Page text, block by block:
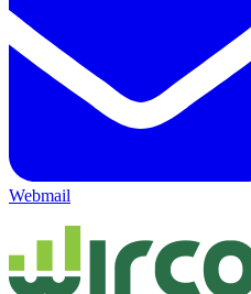
Webmail